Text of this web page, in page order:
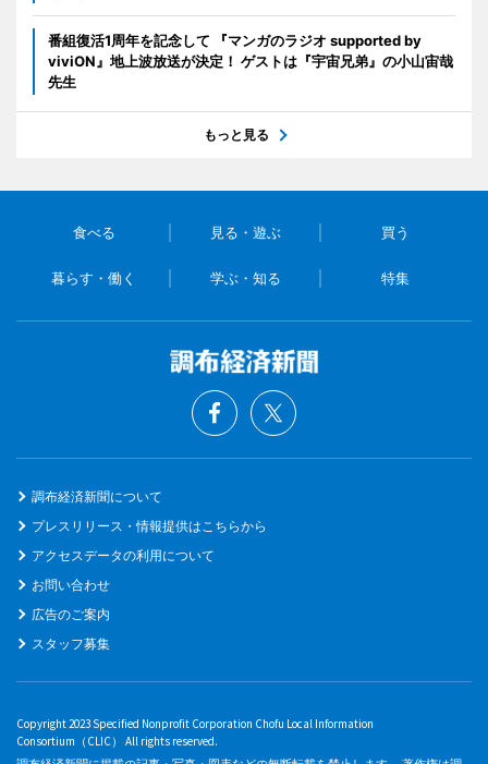
番組復活1周年を記念して 『マンガのラジオ supported by
viviON』地上波放送が決定！ ゲストは『宇宙兄弟』の小山宙哉
先生
もっと見る
食べる 見る・遊ぶ 買う
暮らす・働く 学ぶ・知る 特集
調布経済新聞について
プレスリリース・情報提供はこちらから
アクセスデータの利用について
お問い合わせ
広告のご案内
スタッフ募集
Copyright 2023 Specified Nonprofit Corporation Chofu Local Information
Consortium（CLIC） All rights reserved.